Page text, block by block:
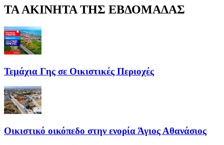
ΤΑ ΑΚΙΝΗΤΑ ΤΗΣ ΕΒΔΟΜΑΔΑΣ
Τεμάχια Γης σε Οικιστικές Περιοχές
Οικιστικό οικόπεδο στην ενορία Άγιος Αθανάσιος